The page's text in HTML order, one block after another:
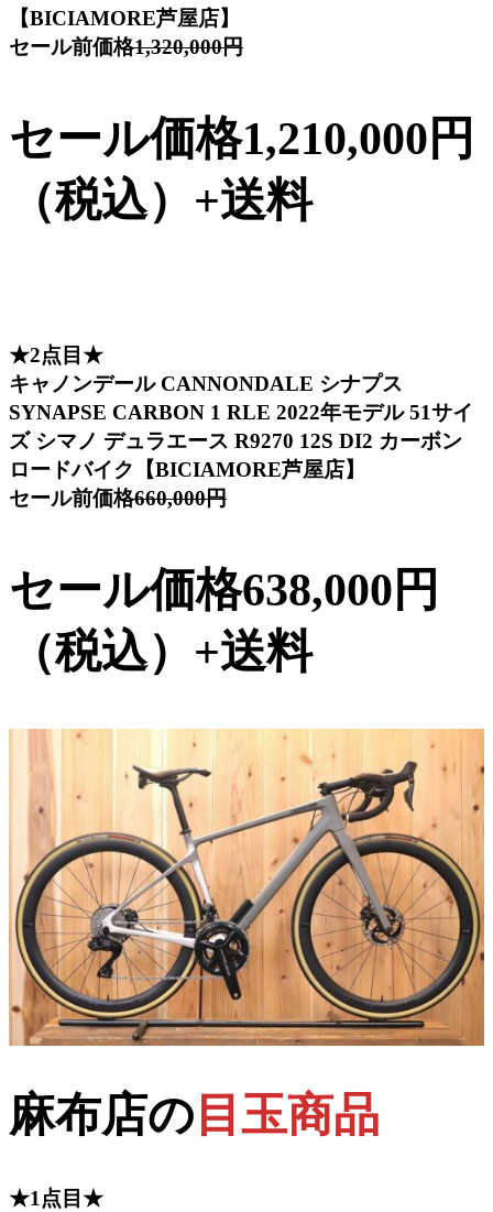
【BICIAMORE芦屋店】
セール前価格1,320,000円
セール価格1,210,000円
（税込）+送料
★2点目★
キャノンデール CANNONDALE シナプス
SYNAPSE CARBON 1 RLE 2022年モデル 51サイ
ズ シマノ デュラエース R9270 12S DI2 カーボン
ロードバイク【BICIAMORE芦屋店】
セール前価格660,000円
セール価格638,000円
（税込）+送料
麻布店の 目玉商品
★1点目★